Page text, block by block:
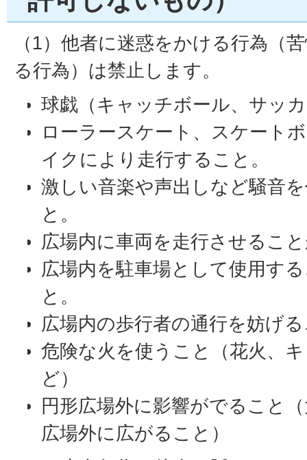
（1）他者に迷惑をかける行為（
る行為）は禁止します。
球戯（キャッチボール、サッ
ローラースケート、スケート
イクにより走行すること。
激しい音楽や声出しなど騒音
と。
広場内に車両を走行させるこ
広場内を駐車場として使用す
と。
広場内の歩行者の通行を妨げ
危険な火を使うこと（花火、
ど）
円形広場外に影響がでること
広場外に広がること）